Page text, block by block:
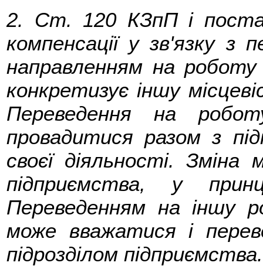
2. Ст. 120 КЗпП і
компенсації у зв'язку з
направленням на
конкретизує іншу
Переведення на
провадитися разом з
своєї діяльності. Зміна
підприємства, у
Переведенням на іншу
може вважатися і
підрозділом підприємства.